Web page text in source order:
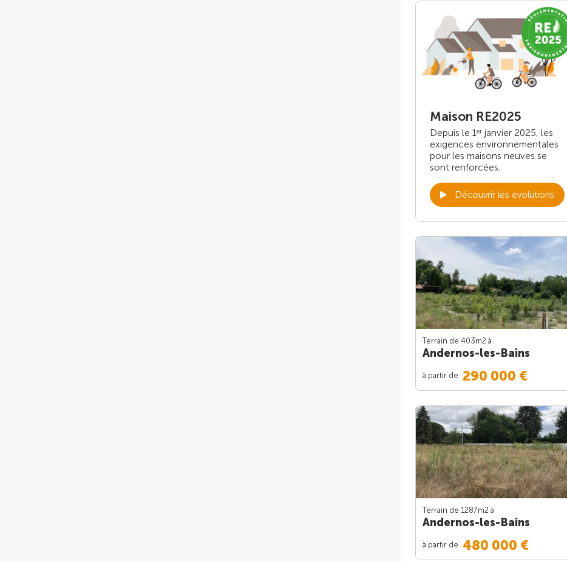
Maison RE2025
Depuis le 1 er janvier 2025, les
exigences environnementales
pour les maisons neuves se
sont renforcées.
Découvrir les évolutions
Terrain de 403m2 à
Andernos-les-Bains
à partir de 290 000 €
Terrain de 1287m2 à
Andernos-les-Bains
à partir de 480 000 €